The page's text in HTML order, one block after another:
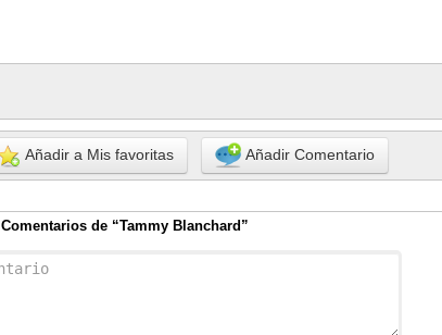
Añadir a Mis favoritas Añadir Comentario
Comentarios de “Tammy Blanchard”